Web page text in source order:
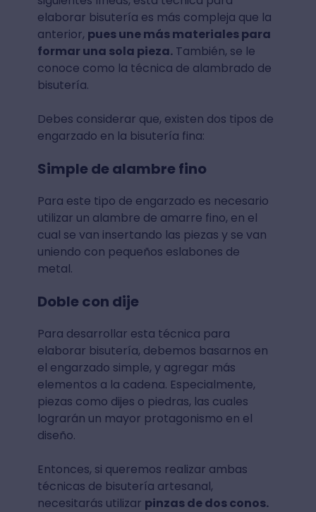
elaborar bisutería es más compleja que la
anterior, pues une más materiales para
formar una sola pieza.También, se le
conoce como la técnica de alambrado de
bisutería.
Debes considerar que, existen dos tipos de
engarzado en la bisutería fina:
Simple de alambre fino
Para este tipo de engarzado es necesario
utilizar un alambre de amarre fino, en el
cual se van insertando las piezas y se van
uniendo con pequeños eslabones de
metal.
Doble con dije
Para desarrollar esta técnica para
elaborar bisutería, debemos basarnos en
el engarzado simple, y agregar más
elementos a la cadena. Especialmente,
piezas como dijes o piedras, las cuales
lograrán un mayor protagonismo en el
diseño.
Entonces, si queremos realizar ambas
técnicas de bisutería artesanal,
necesitarás utilizar pinzas de dos conos.